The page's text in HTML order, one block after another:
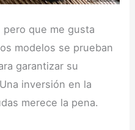
que me gusta
modelos se prueban
garantizar su
inversión en la
merece la pena.